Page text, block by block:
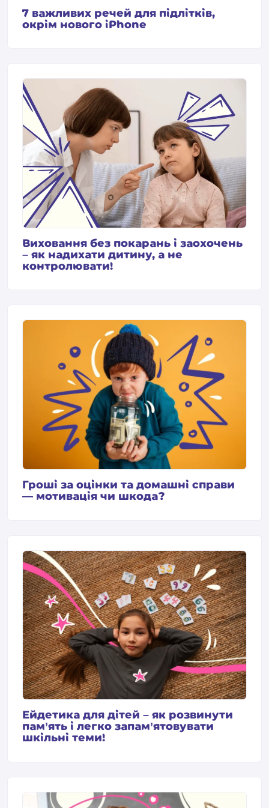
7 важливих речей для підлітків,
окрім нового iPhone
Виховання без покарань і заохочень
– як надихати дитину, а не
контролювати!
Гроші за оцінки та домашні справи
— мотивація чи шкода?
Ейдетика для дітей – як розвинути
пам’ять і легко запам’ятовувати
шкільні теми!